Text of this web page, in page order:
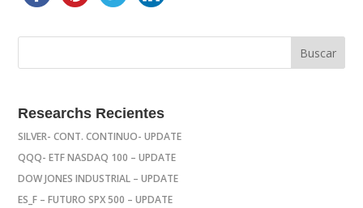
Researchs Recientes
SILVER- CONT. CONTINUO- UPDATE
QQQ- ETF NASDAQ 100 – UPDATE
DOW JONES INDUSTRIAL – UPDATE
ES_F – FUTURO SPX 500 – UPDATE